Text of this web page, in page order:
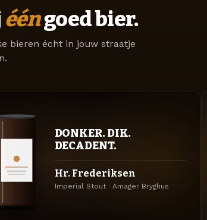
ééngoed bier.
bieren écht in jouw straatje
DONKER. DIK.
DECADENT.
Hr. Frederiksen
Imperial Stout · Amager Bryghus